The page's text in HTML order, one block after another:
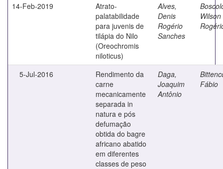
14-Feb-2019
Atrato-
palatabilidade
para juvenis de
tilápia do Nilo
(Oreochromis
niloticus)
Alves,
Denis
Rogério
Sanches
Wilson
5-Jul-2016
Rendimento da
carne
mecanicamente
separada in
natura e pós
defumação
obtida do bagre
africano abatido
em diferentes
classes de peso
Daga,
Joaquim
Antônio
Fábio